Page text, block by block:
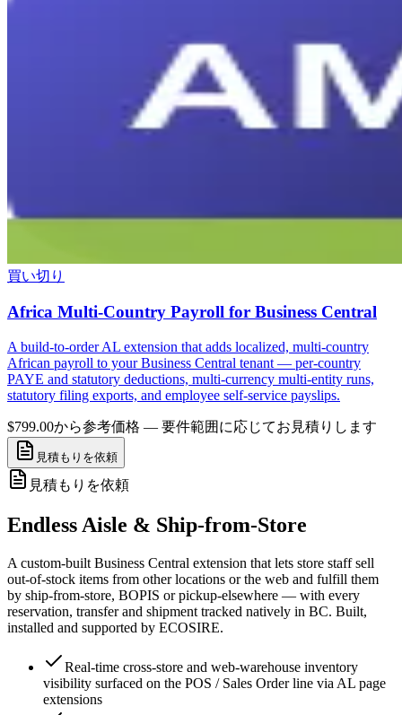
買い切り
Africa Multi-Country Payroll for Business Central
A build-to-order AL extension that adds localized, multi-country
African payroll to your Business Central tenant — per-country
PAYE and statutory deductions, multi-currency multi-entity runs,
statutory filing exports, and employee self-service payslips.
$799.00から参考価格 — 要件範囲に応じてお見積りします
見積もりを依頼
見積もりを依頼
Endless Aisle & Ship-from-Store
A custom-built Business Central extension that lets store staff sell
out-of-stock items from other locations or the web and fulfill them
by ship-from-store, BOPIS or pickup-elsewhere — with every
reservation, transfer and shipment tracked natively in BC. Built,
installed and supported by ECOSIRE.
Real-time cross-store and web-warehouse inventory
visibility surfaced on the POS / Sales Order line via AL page
extensions